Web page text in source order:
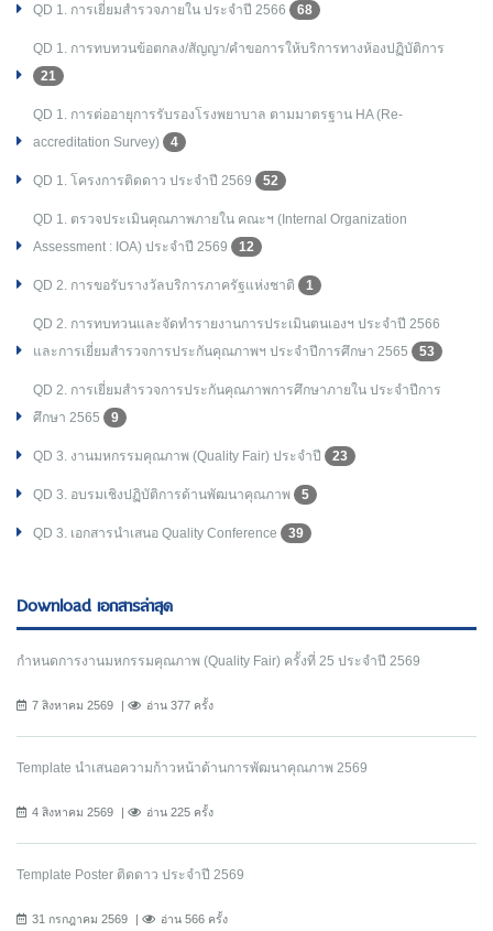
QD 1. การเยี่ยมสำรวจภายใน ประจำปี 2566 68
QD 1. การทบทวนข้อตกลง/สัญญา/คำขอการให้บริการทางห้องปฏิบัติการ
21
QD 1. การต่ออายุการรับรองโรงพยาบาล ตามมาตรฐาน HA (Re-
accreditation Survey)
4
QD 1. โครงการติดดาว ประจำปี 2569 52
QD 1. ตรวจประเมินคุณภาพภายใน คณะฯ (Internal Organization
Assessment : IOA) ประจำปี 2569
12
QD 2. การขอรับรางวัลบริการภาครัฐแห่งชาติ 1
QD 2. การทบทวนและจัดทำรายงานการประเมินตนเองฯ ประจำปี 2566
และการเยี่ยมสำรวจการประกันคุณภาพฯ ประจำปีการศึกษา 2565
53
QD 2. การเยี่ยมสำรวจการประกันคุณภาพการศึกษาภายใน ประจำปีการ
ศึกษา 2565
9
QD 3. งานมหกรรมคุณภาพ (Quality Fair) ประจำปี 23
QD 3. อบรมเชิงปฏิบัติการด้านพัฒนาคุณภาพ 5
QD 3. เอกสารนำเสนอ Quality Conference 39
Download เอกสารล่าสุด
กำหนดการงานมหกรรมคุณภาพ (Quality Fair) ครั้งที่ 25 ประจำปี 2569
7 สิงหาคม 2569 อ่าน 377 ครั้ง
Template นำเสนอความก้าวหน้าด้านการพัฒนาคุณภาพ 2569
4 สิงหาคม 2569 อ่าน 225 ครั้ง
Template Poster ติดดาว ประจำปี 2569
31 กรกฎาคม 2569 อ่าน 566 ครั้ง